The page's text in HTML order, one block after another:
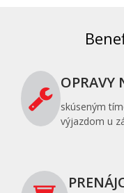
OPRAVY
skúseným
výjazdom u